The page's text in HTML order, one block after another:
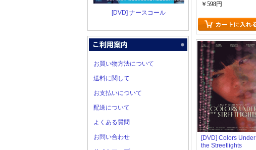
[DVD] ナースコール
お買い物方法について
送料に関して
お支払いについて
配送について
よくある質問
お問い合わせ
￥598円
[DVD] Colors Under
the Streetlights